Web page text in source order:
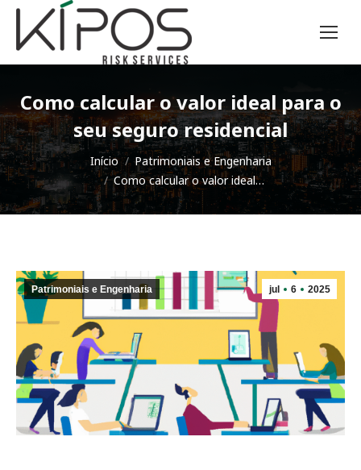
Como calcular o valor ideal para o
seu seguro residencial
Você está aqui:Início
Patrimoniais e Engenharia
Como calcular o valor ideal…
jul 6 2025
Patrimoniais e Engenharia